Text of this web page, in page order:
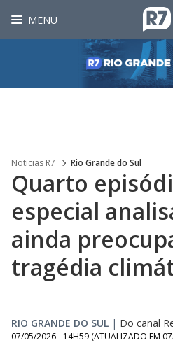
MENU
Noticias R7 Rio Grande do Sul
Quarto
especial
ainda
tragédia
RIO GRANDE DO SUL | Do canal
07/05/2026 - 14H59 (ATUALIZADO EM